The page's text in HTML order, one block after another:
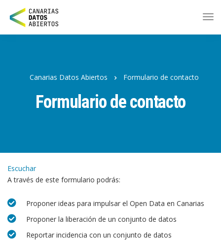
Canarias Datos Abiertos Formulario de contacto
Formulario de contacto
Escuchar
A través de este formulario podrás:
Proponer ideas para impulsar el Open Data en Canarias
Proponer la liberación de un conjunto de datos
Reportar incidencia con un conjunto de datos